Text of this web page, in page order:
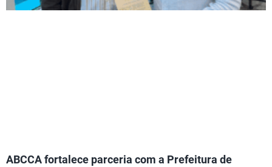
ABCCA fortalece parceria com a Prefeitura de